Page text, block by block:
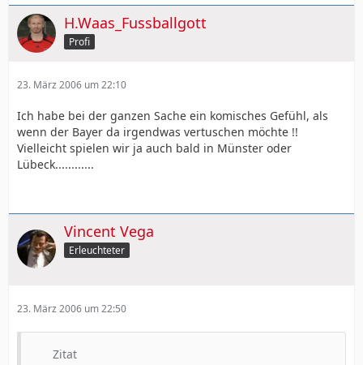
Stellt sich die Frage , warum der Tante-Emma-Laden
Bayer AG hier nicht Vollgas gibt.
Unfähigkeit oder besseres Wissen ?
H.Waas_Fussballgott
Profi
23. März 2006 um 22:10
Ich habe bei der ganzen Sache ein komisches Gefühl, als
wenn der Bayer da irgendwas vertuschen möchte !!
Vielleicht spielen wir ja auch bald in Münster oder
Lübeck............
Vincent Vega
Erleuchteter
23. März 2006 um 22:50
Zitat